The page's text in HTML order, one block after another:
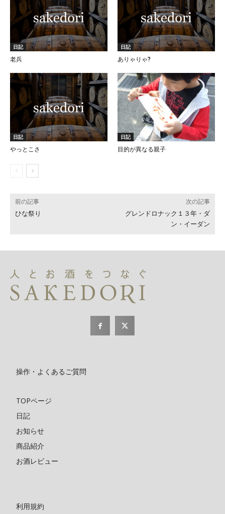
日記
老兵
日記
ありゃりゃ?
日記
やっとこさ
日記
目的が異なる親子
前の記事
ひな祭り
次の記事
グレンドロナック１３年・ダ
ン・イーダン
操作・よくあるご質問
TOPページ
日記
お知らせ
商品紹介
お酒レビュー
利用規約